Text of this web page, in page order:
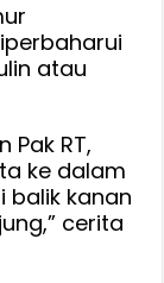
atau
Pak RT,
ke dalam
balik kanan
cerita